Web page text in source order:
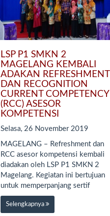
LSP P1 SMKN 2
MAGELANG KEMBALI
ADAKAN REFRESHMENT
DAN RECOGNITION
CURRENT COMPETENCY
(RCC) ASESOR
KOMPETENSI
Selasa, 26 November 2019
MAGELANG – Refreshment dan
RCC asesor kompetensi kembali
diadakan oleh LSP P1 SMKN 2
Magelang. Kegiatan ini bertujuan
untuk memperpanjang sertif
Selengkapnya